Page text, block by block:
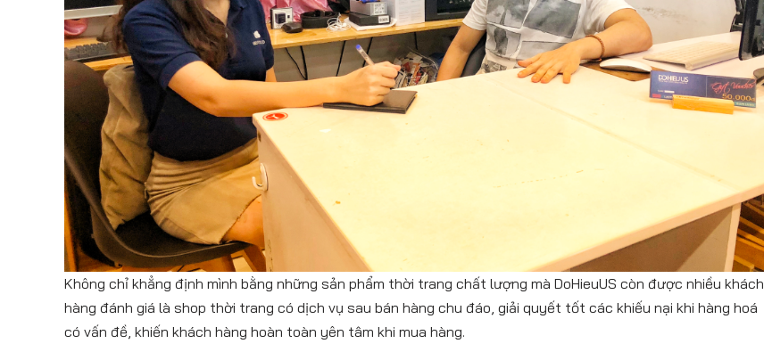
Không chỉ khẳng định mình bằng những sản phẩm thời trang chất lượng mà DoHieuUS còn được nhiều khách
hàng đánh giá là shop thời trang có dịch vụ sau bán hàng chu đáo, giải quyết tốt các khiếu nại khi hàng hoá
có vấn đề, khiến khách hàng hoàn toàn yên tâm khi mua hàng.